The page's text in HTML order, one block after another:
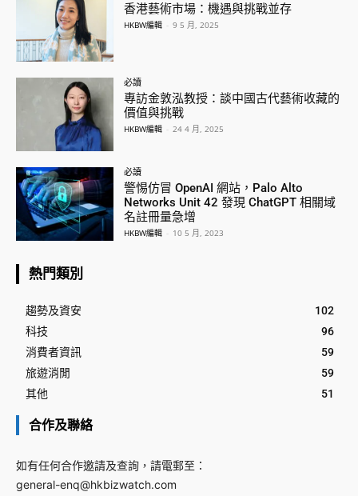
香港藝術市場：機遇與挑戰並存
HKBW編輯 - 9 5 月, 2025
必讀
專訪金敦泓教授：談中國古代藝術收藏的
價值與挑戰
HKBW編輯 - 24 4 月, 2025
必讀
警惕仿冒 OpenAI 網站，Palo Alto
Networks Unit 42 發現 ChatGPT 相關域
名註冊量急增
HKBW編輯 - 10 5 月, 2023
熱門類別
趨勢及資安
102
科技
96
消費者資訊
59
旅遊消閒
59
其他
51
合作及聯絡
如有任何合作邀請及查詢，請電郵至：
general-enq@hkbizwatch.com